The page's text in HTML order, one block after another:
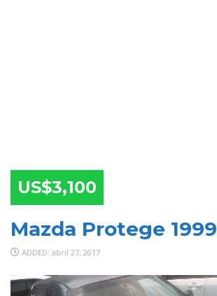
US$3,100
Mazda Protege 1999
ADDED: abril 27, 2017